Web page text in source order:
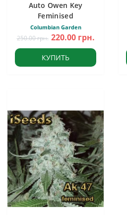
Auto Owen Key
Feminised
Columbian Garden
250.00 грн. 220.00 грн.
КУПИТЬ